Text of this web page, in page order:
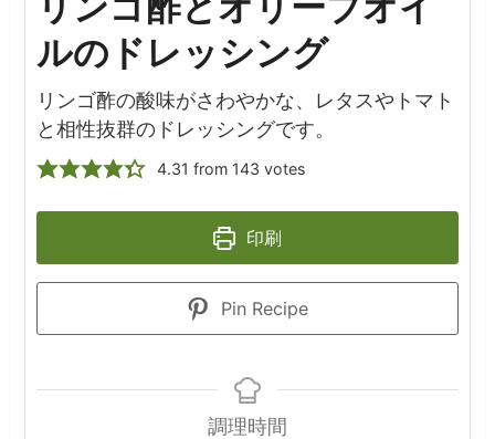
ルのドレッシング
リンゴ酢の酸味がさわやかな、レタスやトマト
と相性抜群のドレッシングです。
4.31 from 143 votes
印刷
Pin Recipe
調理時間